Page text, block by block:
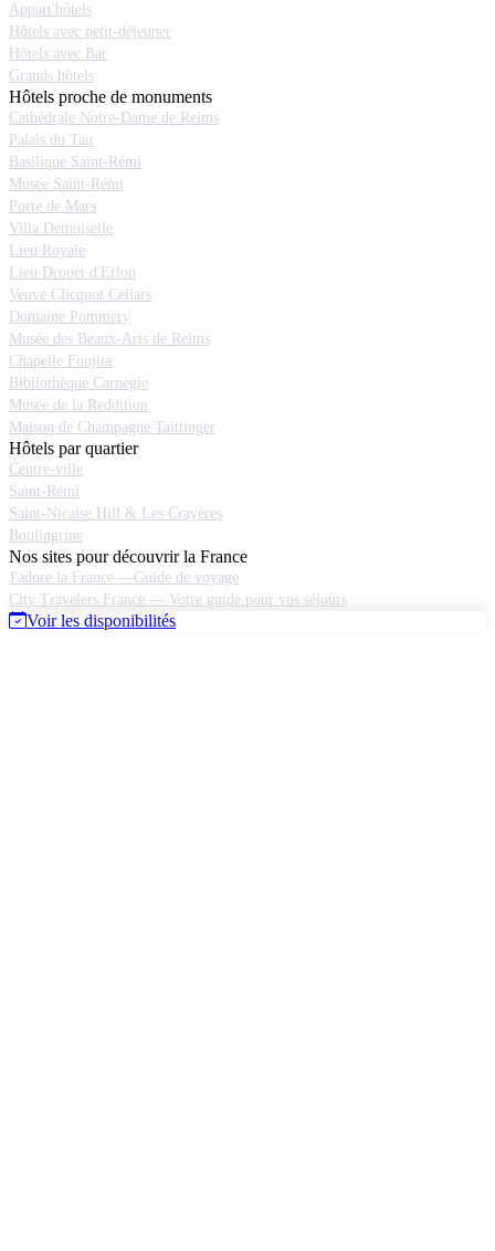
Appart'hôtels
Hôtels avec petit-déjeuner
Hôtels avec Bar
Grands hôtels
Hôtels proche de monuments
Cathédrale Notre-Dame de Reims
Palais du Tau
Basilique Saint-Rémi
Musée Saint-Rémi
Porte de Mars
Villa Demoiselle
Lieu Royale
Lieu Drouet d'Erlon
Veuve Clicquot Cellars
Domaine Pommery
Musée des Beaux-Arts de Reims
Chapelle Foujita
Bibliothèque Carnegie
Musée de la Reddition
Maison de Champagne Taittinger
Hôtels par quartier
Centre-ville
Saint-Rémi
Saint-Nicaise Hill & Les Crayères
Boulingrine
Nos sites pour découvrir la France
J'adore la France —Guide de voyage
City Travelers France — Votre guide pour vos séjours
Voir les disponibilités